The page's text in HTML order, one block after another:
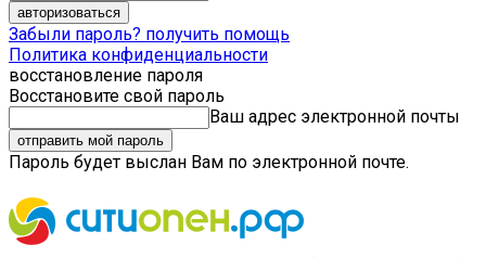
Забыли пароль? получить помощь
Политика конфиденциальности
восстановление пароля
Восстановите свой пароль
Ваш адрес электронной почты
Пароль будет выслан Вам по электронной почте.